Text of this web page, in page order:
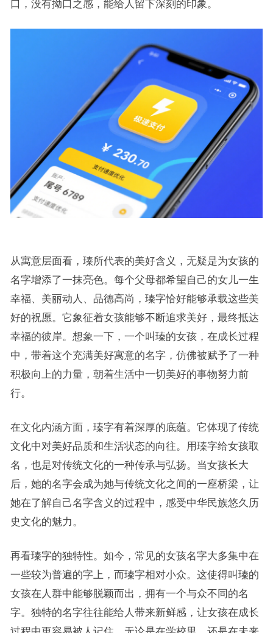
口，没有拗口之感，能给人留下深刻的印象。
从寓意层面看，瑧所代表的美好含义，无疑是为女孩的
名字增添了一抹亮色。每个父母都希望自己的女儿一生
幸福、美丽动人、品德高尚，瑧字恰好能够承载这些美
好的祝愿。它象征着女孩能够不断追求美好，最终抵达
幸福的彼岸。想象一下，一个叫瑧的女孩，在成长过程
中，带着这个充满美好寓意的名字，仿佛被赋予了一种
积极向上的力量，朝着生活中一切美好的事物努力前
行。
在文化内涵方面，瑧字有着深厚的底蕴。它体现了传统
文化中对美好品质和生活状态的向往。用瑧字给女孩取
名，也是对传统文化的一种传承与弘扬。当女孩长大
后，她的名字会成为她与传统文化之间的一座桥梁，让
她在了解自己名字含义的过程中，感受中华民族悠久历
史文化的魅力。
再看瑧字的独特性。如今，常见的女孩名字大多集中在
一些较为普遍的字上，而瑧字相对小众。这使得叫瑧的
女孩在人群中能够脱颖而出，拥有一个与众不同的名
字。独特的名字往往能给人带来新鲜感，让女孩在成长